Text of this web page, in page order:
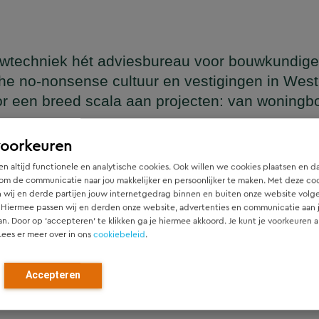
altijd functionele en analytische cookies. Ook willen we cookies plaatsen en
de communicatie naar jou makkelijker en persoonlijker te maken. Met deze
wij en derde partijen jouw internetgedrag binnen en buiten onze website
passen wij en derden onze website, advertenties en communicatie aan
Door op ‘accepteren’ te klikken ga je hiermee akkoord. Je kunt je voorkeuren
er meer over in onscookiebeleid.
Accepteren
hét adviesbureau voor bouwkundige
no-nonsense cultuur en vestigingen in
een breed scala aan projecten: van
die naadloos aansluit op het architectonische ontwerp,
en denken vanaf het eerste moment actief mee met alle
als constructeur zo vroeg mogelijk in de ontwerpfase
constructies — voor zowel nieuwbouw als